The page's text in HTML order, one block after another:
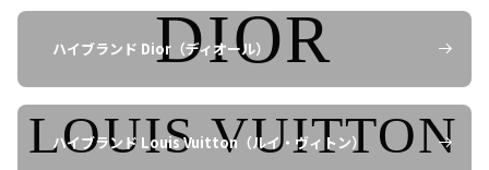
ミナペルホネン（mina perhonen）
を複数売りたい場合、まとめて買取
ハイブランド Dior（ディオール）
ハイブランド Louis Vuitton（ルイ・ヴィトン）